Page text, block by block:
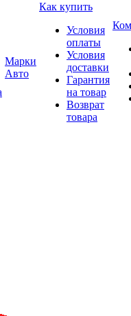
Марки
Авто
Как купить
Условия
оплаты
Условия
доставки
Гарантия
на товар
Возврат
товара